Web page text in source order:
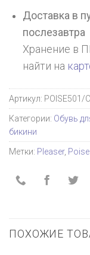
Доставка в
послезавтра
Хранение в
найти на
Артикул: POISE501/
Категории: Обувь
бикини
Метки: Pleaser, Poise
ПОХОЖИЕ